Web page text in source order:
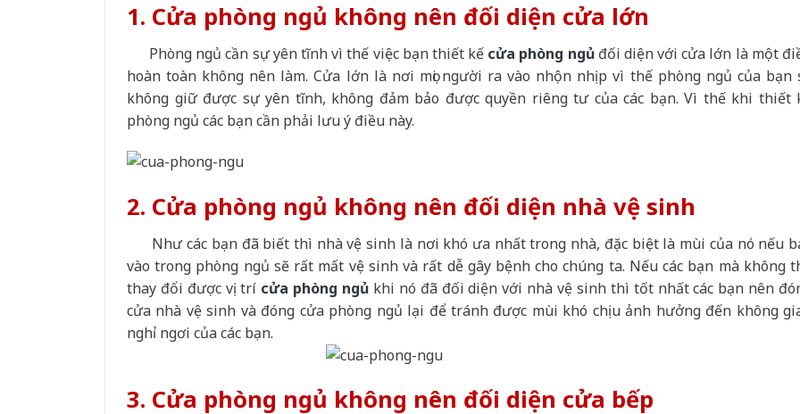
1. Cửa phòng ngủ không nên đối diện cửa lớn
Phòng ngủ cần sự yên tĩnh vì thế việc bạn thiết kế cửa phòng ngủđối diện với cửa lớn là một
hoàn toàn không nên làm. Cửa lớn là nơi mọi người ra vào nhộn nhịp vì thế phòng ngủ của bạn
không giữ được sự yên tĩnh, không đảm bảo được quyền riêng tư của các bạn. Vì thế khi thiết
phòng ngủ các bạn cần phải lưu ý điều này.
2. Cửa phòng ngủ không nên đối diện nhà vệ sinh
Như các bạn đã biết thì nhà vệ sinh là nơi khó ưa nhất trong nhà, đặc biệt là mùi của nó nếu
vào trong phòng ngủ sẽ rất mất vệ sinh và rất dễ gây bệnh cho chúng ta. Nếu các bạn mà không
thay đổi được vị trí cửa phòng ngủ khi nó đã đối diện với nhà vệ sinh thì tốt nhất các bạn nên
cửa nhà vệ sinh và đóng cửa phòng ngủ lại để tránh được mùi khó chịu ảnh hưởng đến không
nghỉ ngơi của các bạn.
3. Cửa phòng ngủ không nên đối diện cửa bếp